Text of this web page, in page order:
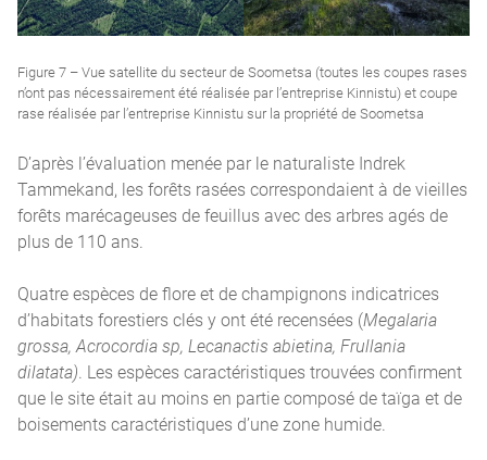
Figure 7 – Vue satellite du secteur de Soometsa (toutes les coupes rases
n’ont pas nécessairement été réalisée par l’entreprise Kinnistu) et coupe
rase réalisée par l’entreprise Kinnistu sur la propriété de Soometsa
D’après l’évaluation menée par le naturaliste Indrek
Tammekand, les forêts rasées correspondaient à de vieilles
forêts marécageuses de feuillus avec des arbres agés de
plus de 110 ans.
Quatre espèces de flore et de champignons indicatrices
d’habitats forestiers clés y ont été recensées (Megalaria
grossa, Acrocordia sp, Lecanactis abietina, Frullania
dilatata) . Les espèces caractéristiques trouvées confirment
que le site était au moins en partie composé de taïga et de
boisements caractéristiques d’une zone humide.